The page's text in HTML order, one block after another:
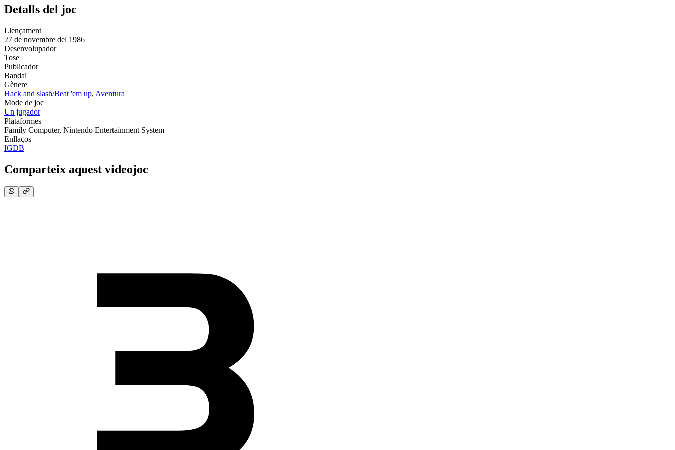
Detalls del joc
Llençament
27 de novembre del 1986
Desenvolupador
Tose
Publicador
Bandai
Gènere
Hack and slash/Beat 'em up, Aventura
Mode de joc
Un jugador
Plataformes
Family Computer, Nintendo Entertainment System
Enllaços
IGDB
Comparteix aquest videojoc